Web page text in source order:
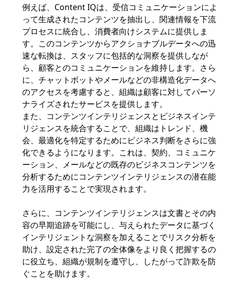
例えば、Content IQは、受信コミュニケーションによ
って生成されたコンテンツを抽出し、関連情報を下流
プロセスに統合し、消費者向けシステムに提供しま
す。このコンテンツからアクショナブルデータへの迅
速な転換は、スタッフに包括的な洞察を提供しなが
ら、顧客とのコミュニケーションを維持します。さら
に、チャットボットやメールなどの非構造化データへ
のアクセスを考慮すると、組織は顧客に対してパーソ
ナライズされたサービスを提供します。
また、コンテンツインテリジェンスとビジネスインテ
リジェンスを統合することで、組織はトレンド、機
会、最適化を特定するためにビジネス判断をさらに強
化できるようになります。これは、契約、コミュニケ
ーション、メールなどの既存のビジネスコンテンツを
分析するためにコンテンツインテリジェンスの潜在能
力を活用することで実現されます。
さらに、コンテンツインテリジェンスは文書とその内
容の早期追跡を可能にし、与えられたデータに基づく
インテリジェントな洞察を加えることでリスク分析を
助け、設定された完了の全体像をより良く把握するの
に役立ち、組織が規制を遵守し、したがって詐欺を防
ぐことを助けます。